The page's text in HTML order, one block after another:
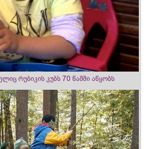
რუბიკის კუბს 70 წამში აწყობს